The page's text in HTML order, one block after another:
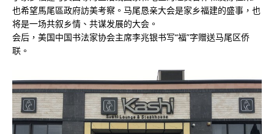
也希望馬尾區政府訪美考察。马尾恳亲大会是家乡福建的盛事，也
将是一场共叙乡情、共谋发展的大会。
会后，美国中国书法家协会主席李兆银书写“福”字赠送马尾区侨
联。